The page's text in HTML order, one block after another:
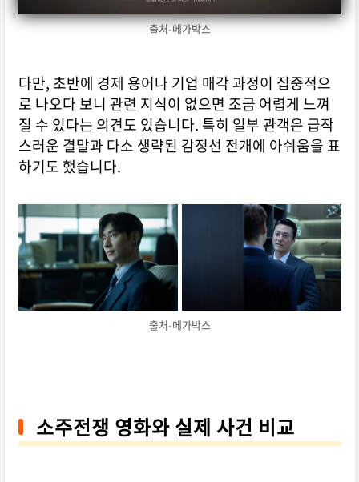
출처-메가박스
다만, 초반에 경제 용어나 기업 매각 과정이 집중적으
로 나오다 보니 관련 지식이 없으면 조금 어렵게 느껴
질 수 있다는 의견도 있습니다. 특히 일부 관객은 급작
스러운 결말과 다소 생략된 감정선 전개에 아쉬움을 표
하기도 했습니다.
출처-메가박스
소주전쟁 영화와 실제 사건 비교